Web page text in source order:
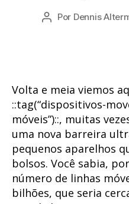
Autor
Por Dennis
Volta e meia viemos
::tag(“dispositivos-
móveis”)::, muitas
uma nova barreira
pequenos aparelhos
bolsos. Você sabia,
número de linhas
bilhões, que seria